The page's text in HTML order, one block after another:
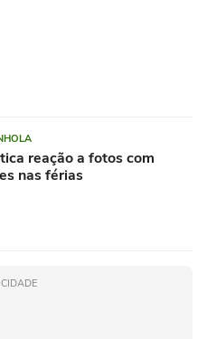
reação a fotos com
nas férias